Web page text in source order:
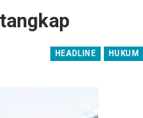
HEADLINE HUKUM